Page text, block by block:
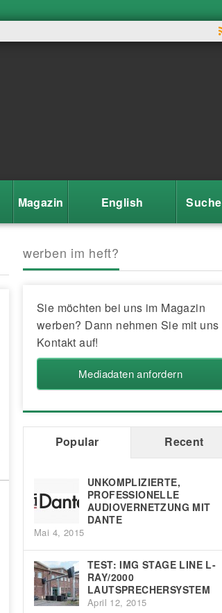
Magazin English Suche
werben im heft?
Sie möchten bei uns im Magazin
werben? Dann nehmen Sie mit uns
Kontakt auf!
Mediadaten anfordern
Popular Recent
UNKOMPLIZIERTE,
PROFESSIONELLE
AUDIOVERNETZUNG MIT
DANTE
Mai 4, 2015
TEST: IMG STAGE LINE L-
RAY/2000
LAUTSPRECHERSYSTEM
April 12, 2015